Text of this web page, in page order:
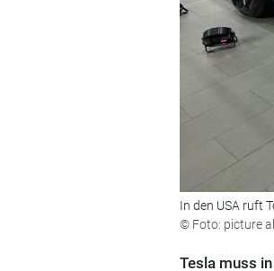
In den USA ruft
© Foto: picture
Tesla muss